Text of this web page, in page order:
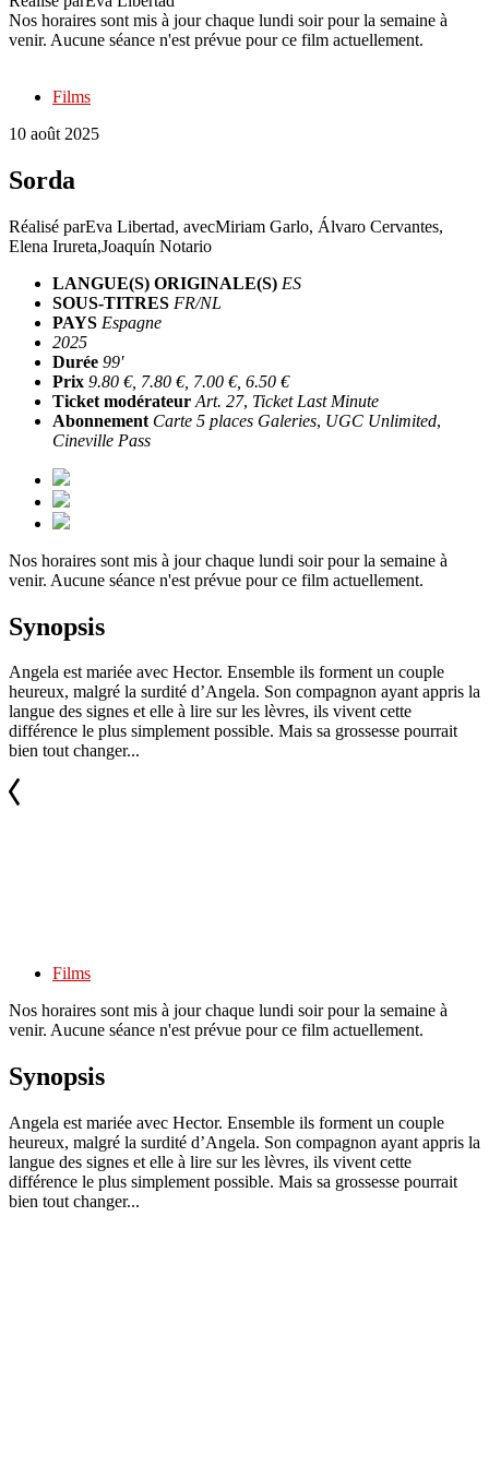
Nos horaires sont mis à jour chaque lundi soir pour la semaine à
venir. Aucune séance n'est prévue pour ce film actuellement.
Films
10 août 2025
Sorda
Réalisé parEva Libertad, avecMiriam Garlo, Álvaro Cervantes,
Elena Irureta,Joaquín Notario
LANGUE(S) ORIGINALE(S) ES
SOUS-TITRES FR/NL
PAYS Espagne
2025
Durée 99'
Prix 9.80 €, 7.80 €, 7.00 €, 6.50 €
Ticket modérateur Art. 27, Ticket Last Minute
Abonnement Carte 5 places Galeries, UGC Unlimited,
Cineville Pass
Nos horaires sont mis à jour chaque lundi soir pour la semaine à
venir. Aucune séance n'est prévue pour ce film actuellement.
Synopsis
Angela est mariée avec Hector. Ensemble ils forment un couple
heureux, malgré la surdité d’Angela. Son compagnon ayant appris la
langue des signes et elle à lire sur les lèvres, ils vivent cette
différence le plus simplement possible. Mais sa grossesse pourrait
bien tout changer...
Films
Nos horaires sont mis à jour chaque lundi soir pour la semaine à
venir. Aucune séance n'est prévue pour ce film actuellement.
Synopsis
Angela est mariée avec Hector. Ensemble ils forment un couple
heureux, malgré la surdité d’Angela. Son compagnon ayant appris la
langue des signes et elle à lire sur les lèvres, ils vivent cette
différence le plus simplement possible. Mais sa grossesse pourrait
bien tout changer...